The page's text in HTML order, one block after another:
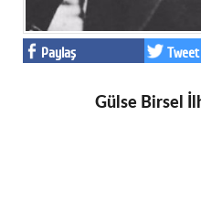
Paylaş Tweet
Gülse Birsel